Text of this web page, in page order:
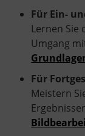
Für Ein-
Lernen Sie
Umgang
Für
Meistern